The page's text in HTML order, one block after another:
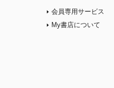
会員専用サービス
My書店について